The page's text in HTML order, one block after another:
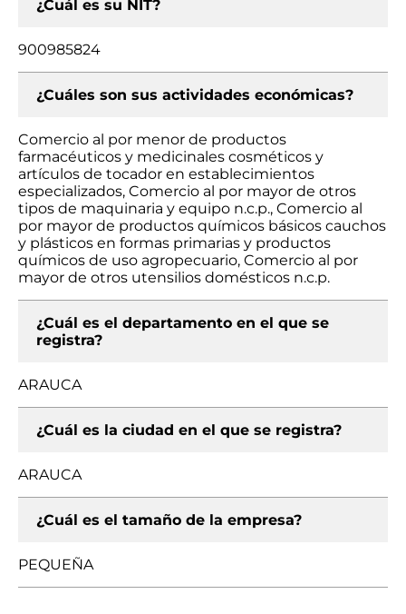
¿Cuál es su NIT?
900985824
¿Cuáles son sus actividades económicas?
Comercio al por menor de productos
farmacéuticos y medicinales cosméticos y
artículos de tocador en establecimientos
especializados, Comercio al por mayor de otros
tipos de maquinaria y equipo n.c.p., Comercio al
por mayor de productos químicos básicos cauchos
y plásticos en formas primarias y productos
químicos de uso agropecuario, Comercio al por
mayor de otros utensilios domésticos n.c.p.
¿Cuál es el departamento en el que se
registra?
ARAUCA
¿Cuál es la ciudad en el que se registra?
ARAUCA
¿Cuál es el tamaño de la empresa?
PEQUEÑA